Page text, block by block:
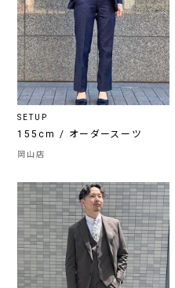
SETUP
155cm / オーダースーツ
岡山店